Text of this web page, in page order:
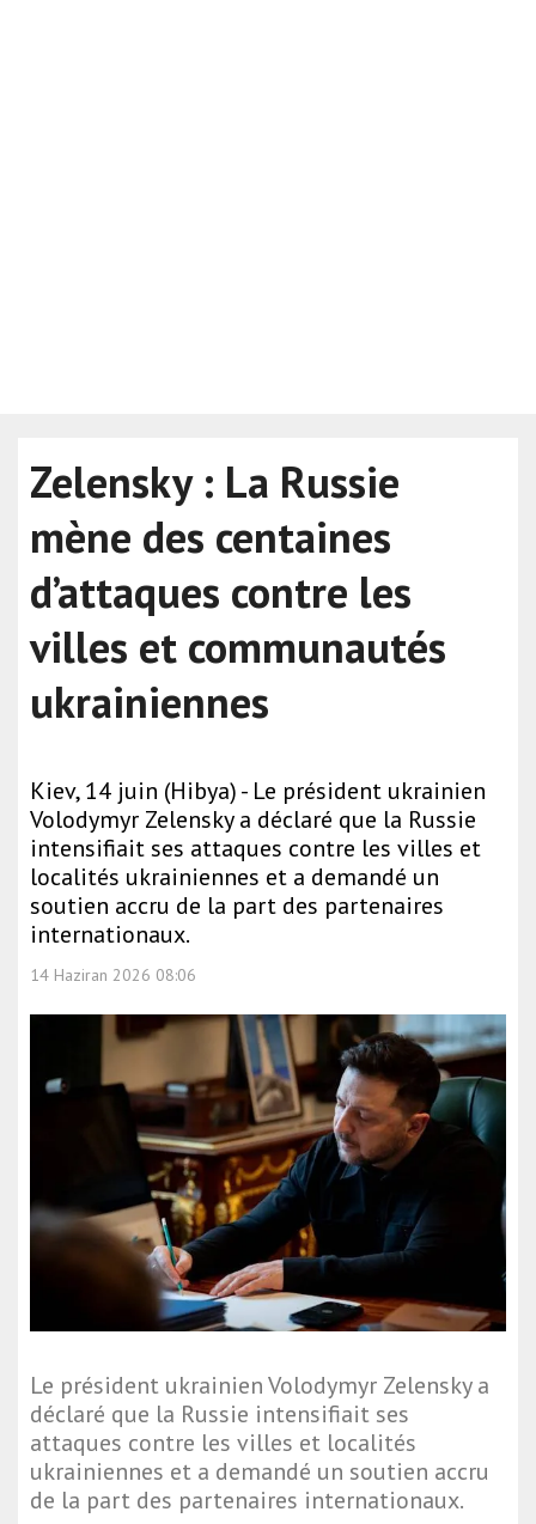
Zelensky : La Russie
mène des centaines
d’attaques contre les
villes et communautés
ukrainiennes
Kiev, 14 juin (Hibya) - Le président ukrainien
Volodymyr Zelensky a déclaré que la Russie
intensifiait ses attaques contre les villes et
localités ukrainiennes et a demandé un
soutien accru de la part des partenaires
internationaux.
14 Haziran 2026 08:06
Le président ukrainien Volodymyr Zelensky a
déclaré que la Russie intensifiait ses
attaques contre les villes et localités
ukrainiennes et a demandé un soutien accru
de la part des partenaires internationaux.